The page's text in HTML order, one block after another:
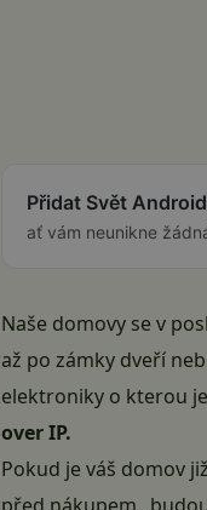
Přidat Svět
ať vám neunikne
Naše domovy se v
až po zámky dveří
elektroniky o kterou
over IP.
Pokud je váš domov